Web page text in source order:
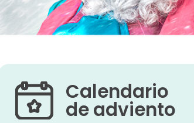
Calendario
de adviento